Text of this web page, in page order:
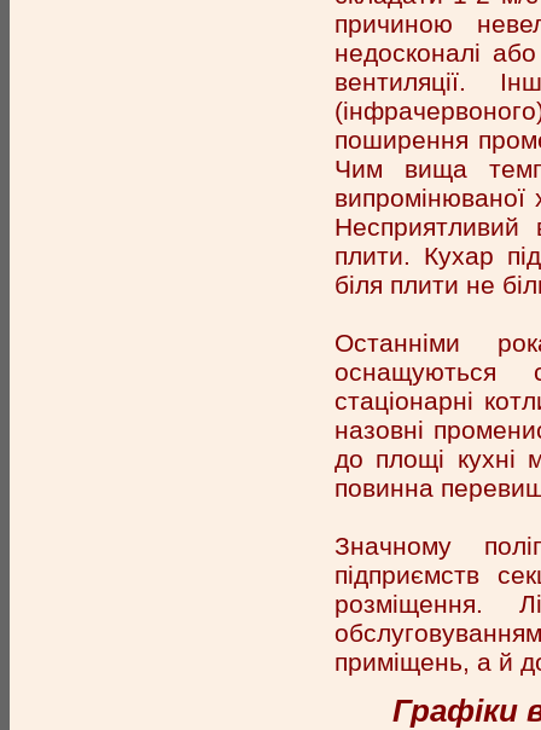
причиною
недосконалі
вентиляції.
поширення
Чим вища
випромінюваної
Несприятливий
плити. Кухар
біля плити не
Останніми
оснащуються
стаціонарні
назовні
до площі кухні
повинна
Значному
підприємств
розміщення.
приміщень, а й
Графіки